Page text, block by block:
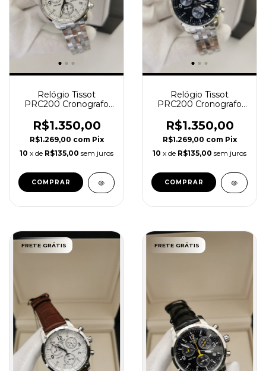
Relógio Tissot
PRC200 Cronografo
R$1.350,00
R$1.269,00 com Pix
10 x de R$135,00 sem juros
Relógio Tissot
PRC200 Cronografo
R$1.350,00
R$1.269,00 com Pix
10 x de R$135,00 sem juros
FRETE GRÁTIS FRETE GRÁTIS